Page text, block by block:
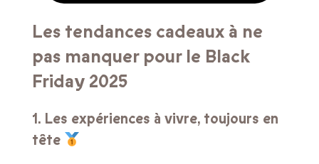
Les tendances cadeaux à ne
pas manquer pour le Black
Friday 2025
1. Les expériences à vivre, toujours en
tête